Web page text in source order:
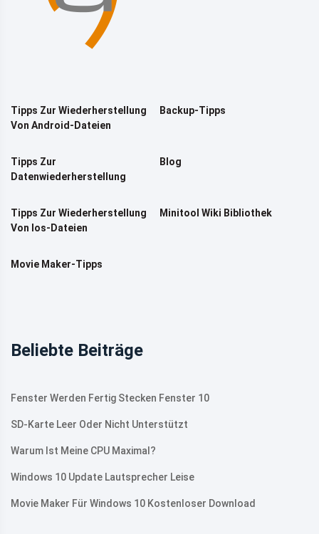
Tipps Zur Wiederherstellung
Von Android-Dateien
Backup-Tipps
Tipps Zur
Datenwiederherstellung
Blog
Tipps Zur Wiederherstellung
Von Ios-Dateien
Minitool Wiki Bibliothek
Movie Maker-Tipps
Beliebte Beiträge
Fenster Werden Fertig Stecken Fenster 10
SD-Karte Leer Oder Nicht Unterstützt
Warum Ist Meine CPU Maximal?
Windows 10 Update Lautsprecher Leise
Movie Maker Für Windows 10 Kostenloser Download